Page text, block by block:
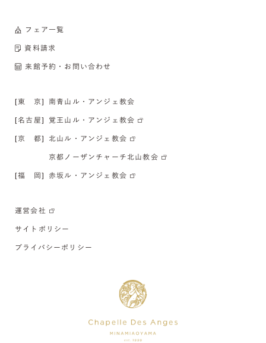
フェア一覧
資料請求
来館予約・お問い合わせ
[東 京] 南青山ル・アンジェ教会
[名古屋] 覚王山ル・アンジェ教会
[京 都] 北山ル・アンジェ教会
京都ノーザンチャーチ北山教会
[福 岡] 赤坂ル・アンジェ教会
運営会社
サイトポリシー
プライバシーポリシー